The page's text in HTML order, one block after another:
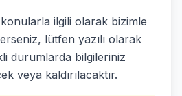
ilgili olarak bizimle
lütfen yazılı olarak
durumlarda bilgileriniz
veya kaldırılacaktır.